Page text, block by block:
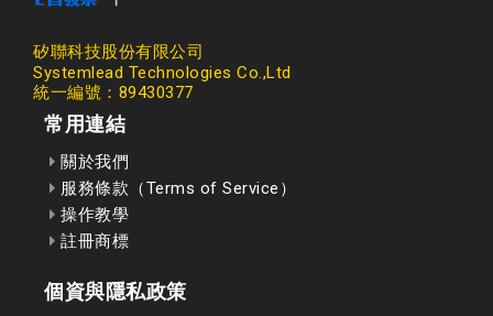
矽聯科技股份有限公司
Systemlead Technologies Co.,Ltd
統一編號：89430377
常用連結
關於我們
服務條款（Terms of Service）
操作教學
註冊商標
個資與隱私政策